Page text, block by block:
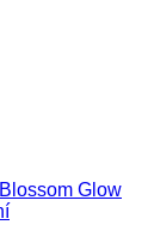
Glow